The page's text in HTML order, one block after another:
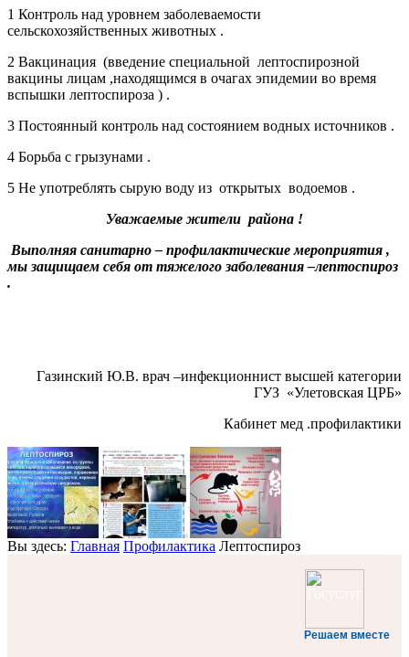
1 Контроль над уровнем заболеваемости
сельскохозяйственных животных .
2 Вакцинация (введение специальной лептоспирозной
вакцины лицам ,находящимся в очагах эпидемии во время
вспышки лептоспироза ) .
3 Постоянный контроль над состоянием водных источников .
4 Борьба с грызунами .
5 Не употреблять сырую воду из открытых водоемов .
Уважаемые жители района !
Выполняя санитарно – профилактические мероприятия ,
мы защищаем себя от тяжелого заболевания –лептоспироз
.
Газинский Ю.В. врач –инфекционнист высшей категории
ГУЗ «Улетовская ЦРБ»
Кабинет мед .профилактики
Вы здесь: Главная Профилактика Лептоспироз
Решаем вместе